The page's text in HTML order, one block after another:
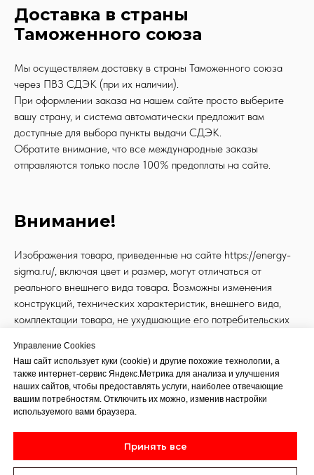
Доставка в страны
Таможенного союза
Мы осуществляем доставку в страны Таможенного союза
через ПВЗ СДЭК (при их наличии).
При оформлении заказа на нашем сайте просто выберите
вашу страну, и система автоматически предложит вам
доступные для выбора пункты выдачи СДЭК.
Обратите внимание, что все международные заказы
отправляются только после 100% предоплаты на сайте.
Внимание!
Изображения товара, приведенные на сайте https://energy-
sigma.ru/, включая цвет и размер, могут отличаться от
реального внешнего вида товара. Возможны изменения
конструкций, технических характеристик, внешнего вида,
комплектации товара, не ухудшающие его потребительских
В случае любых сомнений перед покупкой уточняйте
технические характеристики и комплектацию на
официальном сайте производителя, а также у менеджеров
магазина.
Внешний вид, наличие необходимых характеристик и
комплектации проверяйте в момент получения товара.
Управление Cookies
Наш сайт использует куки (cookie) и другие похожие технологии, а
также интернет-сервис Яндекс.Метрика для анализа и улучшения
наших сайтов, чтобы предоставлять услуги, наиболее отвечающие
вашим потребностям. Отключить их можно, изменив настройки
используемого вами браузера.
Принять все